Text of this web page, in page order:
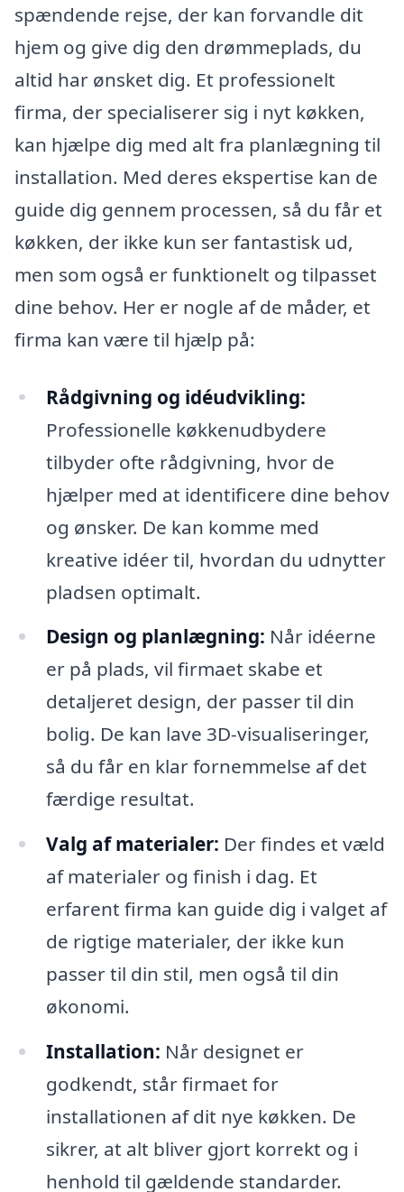
spændende rejse, der kan forvandle dit
hjem og give dig den drømmeplads, du
altid har ønsket dig. Et professionelt
firma, der specialiserer sig i nyt køkken,
kan hjælpe dig med alt fra planlægning til
installation. Med deres ekspertise kan de
guide dig gennem processen, så du får et
køkken, der ikke kun ser fantastisk ud,
men som også er funktionelt og tilpasset
dine behov. Her er nogle af de måder, et
firma kan være til hjælp på:
Rådgivning og idéudvikling:
Professionelle køkkenudbydere
tilbyder ofte rådgivning, hvor de
hjælper med at identificere dine behov
og ønsker. De kan komme med
kreative idéer til, hvordan du udnytter
pladsen optimalt.
Design og planlægning: Når idéerne
er på plads, vil firmaet skabe et
detaljeret design, der passer til din
bolig. De kan lave 3D-visualiseringer,
så du får en klar fornemmelse af det
færdige resultat.
Valg af materialer: Der findes et væld
af materialer og finish i dag. Et
erfarent firma kan guide dig i valget af
de rigtige materialer, der ikke kun
passer til din stil, men også til din
økonomi.
Installation: Når designet er
godkendt, står firmaet for
installationen af dit nye køkken. De
sikrer, at alt bliver gjort korrekt og i
henhold til gældende standarder.